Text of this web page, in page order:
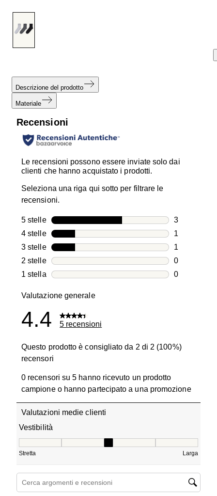
Descrizione del prodotto
Materiale
Recensioni
Le recensioni possono essere inviate solo dai
clienti che hanno acquistato i prodotti.
Seleziona una riga qui sotto per filtrare le
recensioni.
5 stellestelle
3
3
4 stellestelle
1
1
3 stellestelle
1
1
2 stellestelle
0
0
1 stellastelle
0
Valutazione generale
4.4 5 recensioni
Questo prodotto è consigliato da 2 di 2 (100%)
recensori
0 recensori su 5 hanno ricevuto un prodotto
campione o hanno partecipato a una promozione
Valutazioni medie clienti
Vestibilità
Stretta Larga
Cerca argomenti e ricerca delle recensioni